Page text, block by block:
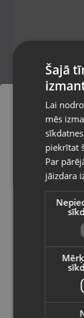
Zelta
Rīga, Jūrmalas
Stāvoklis
2900.00€
Zelta
Vietnes
valodā
Valsts
Šajā
Lai
mēs
piekrītat
Par
jāizdara